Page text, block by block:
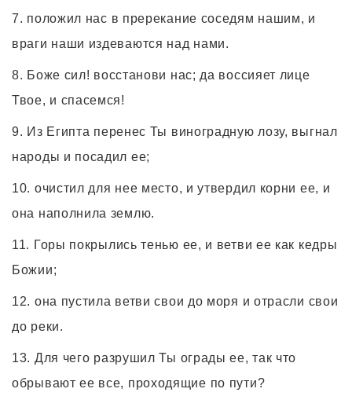
положил нас в пререкание соседям нашим, и
враги наши издеваются над нами.
Боже сил! восстанови нас; да воссияет лице
Твое, и спасемся!
Из Египта перенес Ты виноградную лозу, выгнал
народы и посадил ее;
очистил для нее место, и утвердил корни ее, и
она наполнила землю.
Горы покрылись тенью ее, и ветви ее как кедры
Божии;
она пустила ветви свои до моря и отрасли свои
до реки.
Для чего разрушил Ты ограды ее, так что
обрывают ее все, проходящие по пути?